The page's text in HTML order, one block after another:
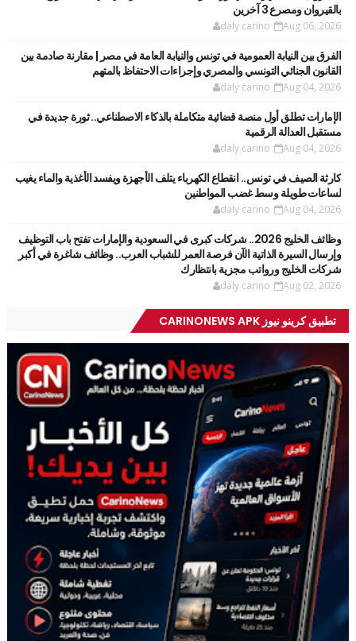
بالقيروان ومصرع 3 آخرين
daly carino Aug 06, 2026
الفرق بين النيابة العمومية في تونس والنيابة العامة في مصر | مقارنة صادمة بين
القانون الجنائي التونسي والمصري وإجراءات الاحتفاظ بالمتهم
daly carino Aug 04, 2026
الإمارات تطلق أول منصة قضائية متكاملة بالذكاء الاصطناعي.. ثورة جديدة في
مستقبل العدالة الرقمية
daly carino Aug 04, 2026
كارثة الصيف في تونس.. انقطاع الكهرباء يتلف الأجهزة ويفسد الأغذية والماء يغيب
لساعات طويلة وسط غضب المواطنين
daly carino Aug 04, 2026
وظائف الخليج 2026.. شركات كبرى في السعودية والإمارات تفتح باب التوظيف
وإرسال السيرة الذاتية الآن فرصة العمر للشباب العرب.. وظائف شاغرة في أكبر
شركات الخليج ورواتب مجزية بانتظارك
daly carino Aug 02, 2026
تطبيق كرينو نيوز CARINONEWS APK